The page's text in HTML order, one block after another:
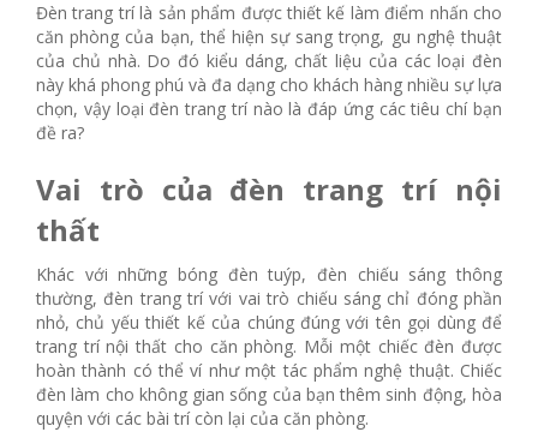
Đèn trang trí là sản phẩm được thiết kế làm điểm nhấn cho
căn phòng của bạn, thể hiện sự sang trọng, gu nghệ thuật
của chủ nhà. Do đó kiểu dáng, chất liệu của các loại đèn
này khá phong phú và đa dạng cho khách hàng nhiều sự lựa
chọn, vậy loại đèn trang trí nào là đáp ứng các tiêu chí bạn
đề ra?
Vai trò của đèn trang trí nội
thất
Khác với những bóng đèn tuýp, đèn chiếu sáng thông
thường, đèn trang trí với vai trò chiếu sáng chỉ đóng phần
nhỏ, chủ yếu thiết kế của chúng đúng với tên gọi dùng để
trang trí nội thất cho căn phòng. Mỗi một chiếc đèn được
hoàn thành có thể ví như một tác phẩm nghệ thuật. Chiếc
đèn làm cho không gian sống của bạn thêm sinh động, hòa
quyện với các bài trí còn lại của căn phòng.